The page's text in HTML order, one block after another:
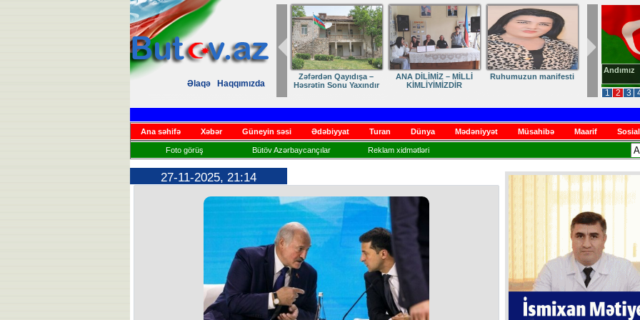
Əlaqə
Haqqımızda
1 2 3
Andımız
Zəfərdən Qayıdışa –
Həsrətin Sonu Yaxındır
ANA DİLİMİZ – MİLLİ
KİMLİYİMİZDİR
Ruhumuzun manifesti
Ana səhifə Xəbər Güneyin səsi Ədəbiyyat Turan Dünya Mədəniyyət Müsahibə Maarif
Foto görüş Bütöv Azərbaycançılar Reklam xidmətləri
27-11-2025, 21:14